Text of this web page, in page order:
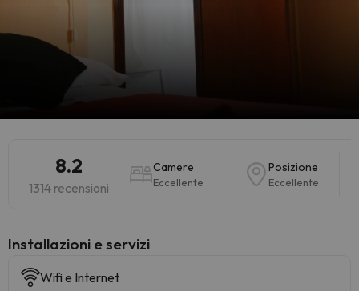
8.2
1314 recensioni
Camere
Eccellente
Posizione
Eccellente
Installazioni e servizi
Wifi e Internet